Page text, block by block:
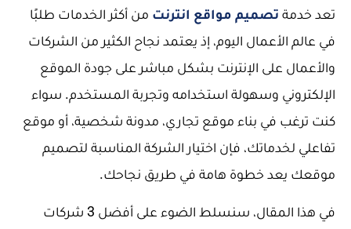
تعد خدمة تصميم مواقع انترنت من أكثر الخدمات طلبًا
في عالم الأعمال اليوم، إذ يعتمد نجاح الكثير من الشركات
والأعمال على الإنترنت بشكل مباشر على جودة الموقع
الإلكتروني وسهولة استخدامه وتجربة المستخدم. سواء
كنت ترغب في بناء موقع تجاري، مدونة شخصية، أو موقع
تفاعلي لخدماتك، فإن اختيار الشركة المناسبة لتصميم
موقعك يعد خطوة هامة في طريق نجاحك.
في هذا المقال، سنسلط الضوء على أفضل 3 شركات